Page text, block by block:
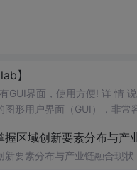
】
GUI界面，使用方便! 详 情
形用户界面（GUI），非
区域创新要素分布与产
要素分布与产业链融合现状